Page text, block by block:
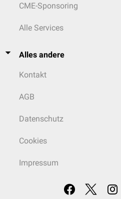
CME-Sponsoring
Alle Services
Alles andere
Kontakt
AGB
Datenschutz
Cookies
Impressum